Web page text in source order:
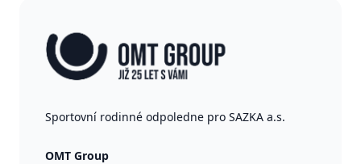
Sportovní rodinné odpoledne pro SAZKA a.s.
OMT Group